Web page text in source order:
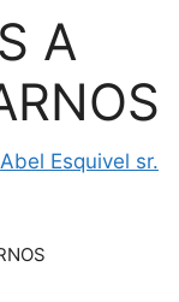
A
Abel Esquivel sr.